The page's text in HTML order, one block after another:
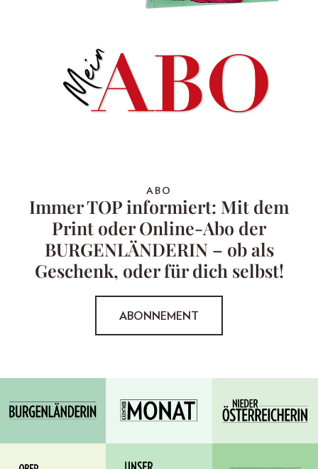
ABO
Immer TOP informiert: Mit dem
Print oder Online-Abo der
BURGENLÄNDERIN – ob als
Geschenk, oder für dich selbst!
ABONNEMENT